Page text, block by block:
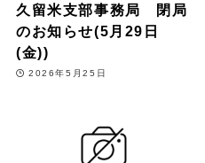
久留米支部事務局 閉局
のお知らせ(5月29日
(金))
2026年5月25日